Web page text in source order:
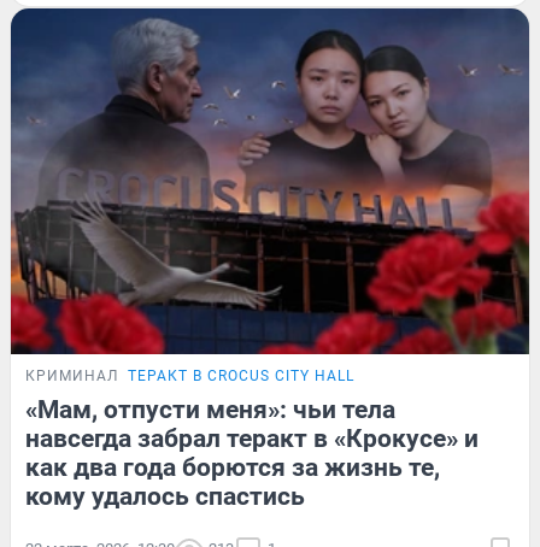
КРИМИНАЛ ТЕРАКТ В CROCUS CITY HALL
«Мам, отпусти меня»: чьи тела
навсегда забрал теракт в «Крокусе» и
как два года борются за жизнь те,
кому удалось спастись